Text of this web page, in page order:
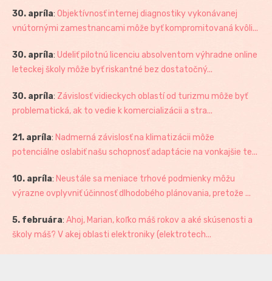
30. apríla: Objektívnosť internej diagnostiky vykonávanej
vnútornými zamestnancami môže byť kompromitovaná kvôli...
30. apríla: Udeliť pilotnú licenciu absolventom výhradne online
leteckej školy môže byť riskantné bez dostatočný...
30. apríla: Závislosť vidieckych oblastí od turizmu môže byť
problematická, ak to vedie k komercializácii a stra...
21. apríla: Nadmerná závislosť na klimatizácii môže
potenciálne oslabiť našu schopnosť adaptácie na vonkajšie te...
10. apríla: Neustále sa meniace trhové podmienky môžu
výrazne ovplyvniť účinnosť dlhodobého plánovania, pretože ...
5. februára: Ahoj, Marian, koľko máš rokov a aké skúsenosti a
školy máš? V akej oblasti elektroniky (elektrotech...